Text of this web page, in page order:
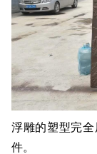
浮雕的塑型完
件。